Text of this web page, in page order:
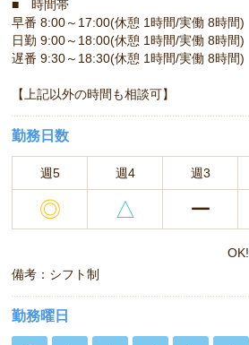
■ 時間帯
早番 8:00～17:00(休憩 1時間/実働 8時間)
日勤 9:00～18:00(休憩 1時間/実働 8時間)
遅番 9:30～18:30(休憩 1時間/実働 8時間)
【上記以外の時間も相談可】
勤務日数
週5 週4 週3
◎ △ ー
OK!
備考：シフト制
勤務曜日